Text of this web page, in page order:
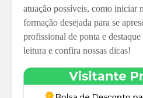
atuação possíveis, como iniciar
formação desejada para se
profissional de ponta e
leitura e confira nossas dicas!